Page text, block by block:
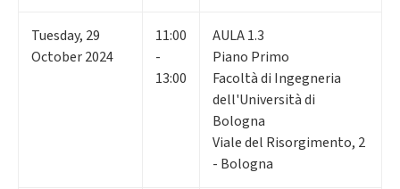
Tuesday, 29
October 2024
11:00
-
13:00
AULA 1.3
Piano Primo
Facoltà di Ingegneria
dell'Università di
Bologna
Viale del Risorgimento, 2
- Bologna